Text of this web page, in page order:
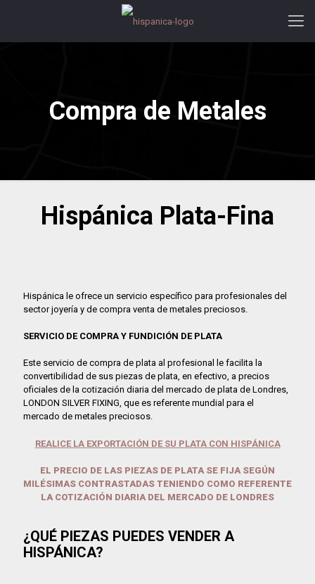
Compra de Metales
Hispánica Plata-Fina
Hispánica le ofrece un servicio específico para profesionales del
sector joyería y de compra venta de metales preciosos.
SERVICIO DE COMPRA Y FUNDICIÓN DE PLATA
Este servicio de compra de plata al profesional le facilita la
convertibilidad de sus piezas de plata, en efectivo, a precios
oficiales de la cotización diaria del mercado de plata de Londres,
LONDON SILVER FIXING, que es referente mundial para el
mercado de metales preciosos.
REALICE LA EXPORTACIÓN DE SU PLATA CON HISPÁNICA
EL PRECIO DE LAS PIEZAS DE PLATA SE FIJA SEGÚN
MILÉSIMAS CONTRASTADAS TENIENDO COMO REFERENTE
LA COTIZACIÓN DIARIA DEL MERCADO DE LONDRES
¿QUÉ PIEZAS PUEDES VENDER A
HISPÁNICA?